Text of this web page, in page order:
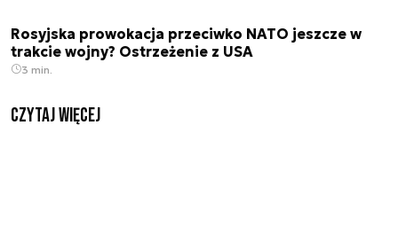
Rosyjska prowokacja przeciwko NATO jeszcze w
trakcie wojny? Ostrzeżenie z USA
3 min.
czytaj więcej